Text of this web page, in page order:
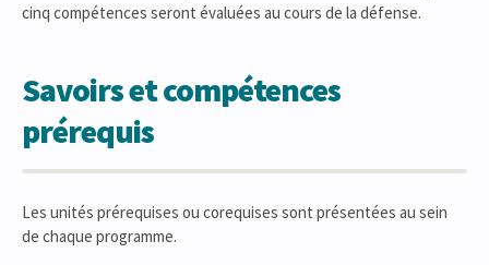
cinq compétences seront évaluées au cours de la défense.
Savoirs et compétences
prérequis
Les unités prérequises ou corequises sont présentées au sein
de chaque programme.